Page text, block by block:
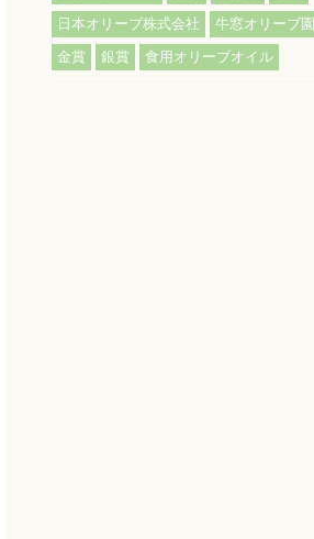
日本オリーブ株式会社 牛窓オリーブ園
金賞 銀賞 食用オリーブオイル